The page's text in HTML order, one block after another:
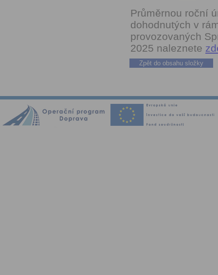
Průměrnou roční
dohodnutých v
provozovaných
2025 naleznete